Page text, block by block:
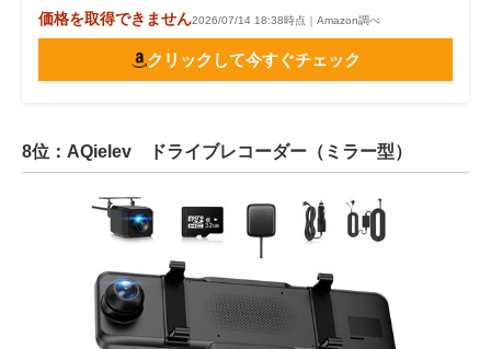
価格を取得できません2026/07/14 18:38時点｜Amazon調べ
クリックして今すぐチェック
8位：AQielev ドライブレコーダー（ミラー型）